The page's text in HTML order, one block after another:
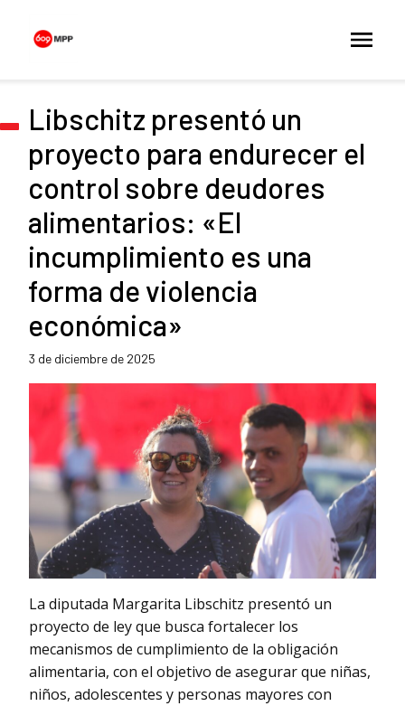
Libschitz presentó un
proyecto para endurecer el
control sobre deudores
alimentarios: «El
incumplimiento es una
forma de violencia
económica»
3 de diciembre de 2025
La diputada Margarita Libschitz presentó un
proyecto de ley que busca fortalecer los
mecanismos de cumplimiento de la obligación
alimentaria, con el objetivo de asegurar que niñas,
niños, adolescentes y personas mayores con